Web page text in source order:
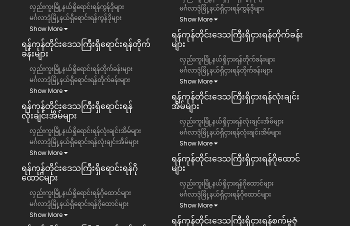
လှည်းကူးမြို့နယ်ရှိရောင်းရန်ကွန်ဒိုများ
မင်္ဂလာဒုံမြို့နယ်ရှိရောင်းရန်ကွန်ဒိုများ
Show More
ရန်ကုန်တိုင်းဒေသကြီး​ရှိရောင်းရန်တိုက်
ခန်းများ
လှည်းကူးမြို့နယ်ရှိရောင်းရန်တိုက်ခန်းများ
မင်္ဂလာဒုံမြို့နယ်ရှိရောင်းရန်တိုက်ခန်းများ
Show More
ရန်ကုန်တိုင်းဒေသကြီး​ရှိရောင်းရန်
လုံးချင်းအိမ်များ
လှည်းကူးမြို့နယ်ရှိရောင်းရန်လုံးချင်းအိမ်များ
မင်္ဂလာဒုံမြို့နယ်ရှိရောင်းရန်လုံးချင်းအိမ်များ
Show More
ရန်ကုန်တိုင်းဒေသကြီး​ရှိရောင်းရန်ဂို
ထောင်များ
လှည်းကူးမြို့နယ်ရှိရောင်းရန်ဂိုထောင်များ
မင်္ဂလာဒုံမြို့နယ်ရှိရောင်းရန်ဂိုထောင်များ
Show More
မင်္ဂလာဒုံမြို့နယ်ရှိငှားရန်ကွန်ဒိုများ
Show More
ရန်ကုန်တိုင်းဒေသကြီး​​ရှိငှားရန်တိုက်ခန်း
များ
လှည်းကူးမြို့နယ်ရှိငှားရန်တိုက်ခန်းများ
မင်္ဂလာဒုံမြို့နယ်ရှိငှားရန်တိုက်ခန်းများ
Show More
ရန်ကုန်တိုင်းဒေသကြီး​​ရှိငှားရန်လုံးချင်း
အိမ်များ
လှည်းကူးမြို့နယ်ရှိငှားရန်လုံးချင်းအိမ်များ
မင်္ဂလာဒုံမြို့နယ်ရှိငှားရန်လုံးချင်းအိမ်များ
Show More
ရန်ကုန်တိုင်းဒေသကြီး​​ရှိငှားရန်ဂိုထောင်
များ
လှည်းကူးမြို့နယ်ရှိငှားရန်ဂိုထောင်များ
မင်္ဂလာဒုံမြို့နယ်ရှိငှားရန်ဂိုထောင်များ
Show More
ရန်ကုန်တိုင်းဒေသကြီး​​ရှိငှားရန်စက်မှုဇုံ